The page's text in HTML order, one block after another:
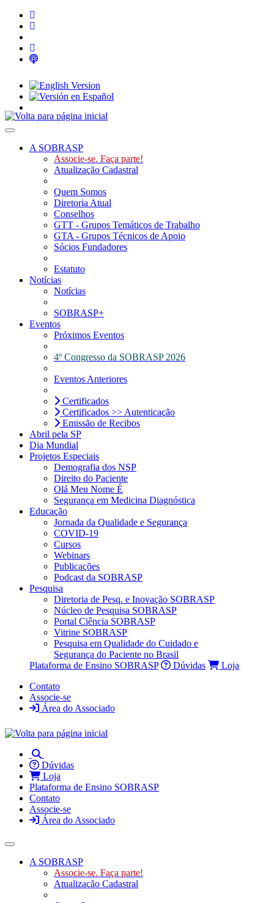
Toggle navigation
A SOBRASP
Associe-se. Faça parte!
Atualização Cadastral
Quem Somos
Diretoria Atual
Conselhos
GTT - Grupos Temáticos de Trabalho
GTA - Grupos Técnicos de Apoio
Sócios Fundadores
Estatuto
Notícias
Notícias
SOBRASP+
Eventos
Próximos Eventos
4º Congresso da SOBRASP 2026
Eventos Anteriores
Certificados
Certificados >> Autenticação
Emissão de Recibos
Abril pela SP
Dia Mundial
Projetos Especiais
Demografia dos NSP
Direito do Paciente
Olá Meu Nome É
Segurança em Medicina Diagnóstica
Educação
Jornada da Qualidade e Segurança
COVID-19
Cursos
Webinars
Publicações
Podcast da SOBRASP
Pesquisa
Diretoria de Pesq. e Inovação SOBRASP
Núcleo de Pesquisa SOBRASP
Portal Ciência SOBRASP
Vitrine SOBRASP
Pesquisa em Qualidade do Cuidado e
Segurança do Paciente no Brasil
Plataforma de Ensino SOBRASP
Dúvidas
Loja
Contato
Associe-se
Área do Associado
Dúvidas
Loja
Plataforma de Ensino SOBRASP
Contato
Associe-se
Área do Associado
Toggle navigation
A SOBRASP
Associe-se. Faça parte!
Atualização Cadastral